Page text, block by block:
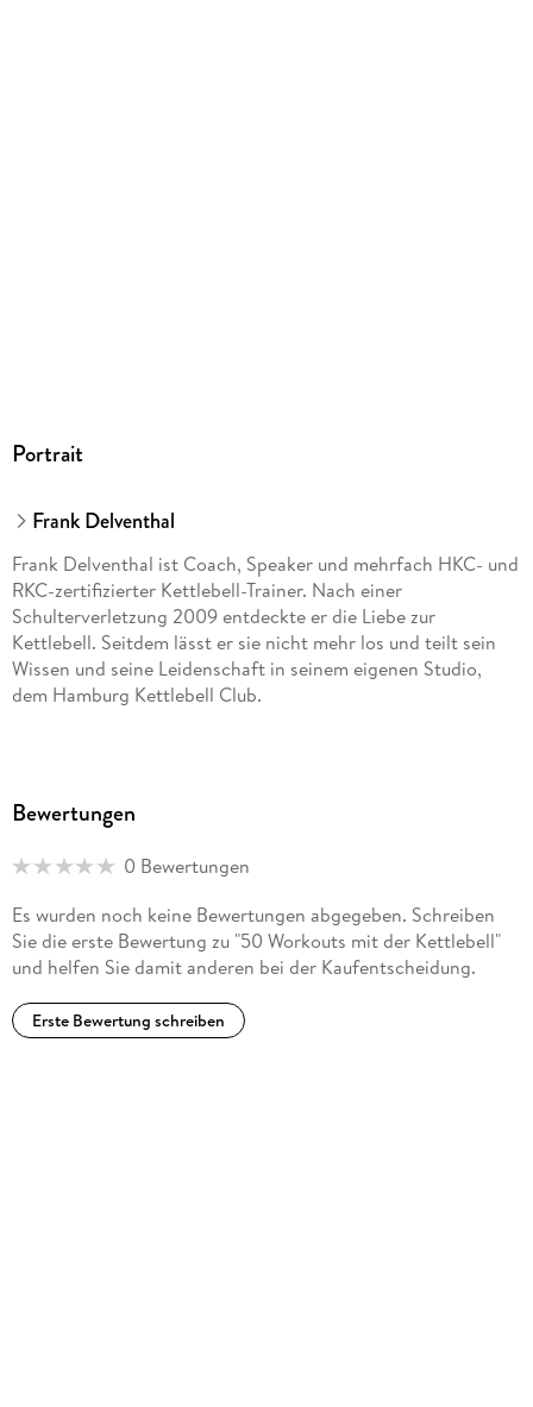
Portrait
Frank Delventhal
Frank Delventhal ist Coach, Speaker und mehrfach HKC- und
RKC-zertifizierter Kettlebell-Trainer. Nach einer
Schulterverletzung 2009 entdeckte er die Liebe zur
Kettlebell. Seitdem lässt er sie nicht mehr los und teilt sein
Wissen und seine Leidenschaft in seinem eigenen Studio,
dem Hamburg Kettlebell Club.
Bewertungen
0 Bewertungen
Es wurden noch keine Bewertungen abgegeben. Schreiben
Sie die erste Bewertung zu "50 Workouts mit der Kettlebell"
und helfen Sie damit anderen bei der Kaufentscheidung.
Erste Bewertung schreiben